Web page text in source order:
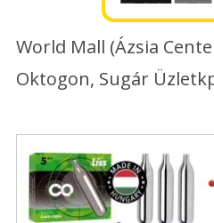
World Mall (Ázsia
Oktogon, Sugár